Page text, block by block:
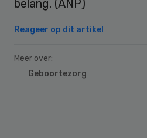
belang. (ANP)
Reageer op dit artikel
Meer over:
Geboortezorg